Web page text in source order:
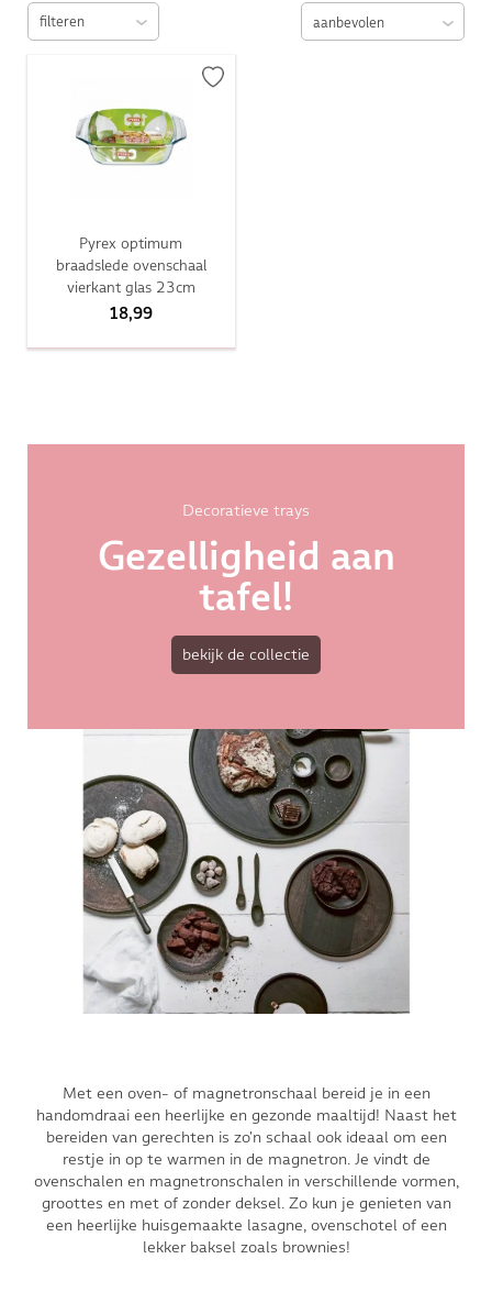
filteren
Pyrex optimum
braadslede ovenschaal
vierkant glas 23cm
18,99
Decoratieve trays
Gezelligheid aan
tafel!
bekijk de collectie
Met een oven- of magnetronschaal bereid je in een
handomdraai een heerlijke en gezonde maaltijd! Naast het
bereiden van gerechten is zo'n schaal ook ideaal om een
restje in op te warmen in de magnetron. Je vindt de
ovenschalen en magnetronschalen in verschillende vormen,
groottes en met of zonder deksel. Zo kun je genieten van
een heerlijke huisgemaakte lasagne, ovenschotel of een
lekker baksel zoals brownies!